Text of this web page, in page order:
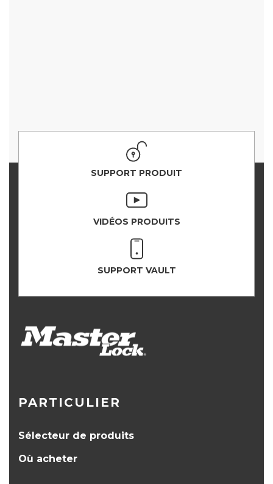
SUPPORT PRODUIT
VIDÉOS PRODUITS
SUPPORT VAULT
PARTICULIER
Sélecteur de produits
Où acheter